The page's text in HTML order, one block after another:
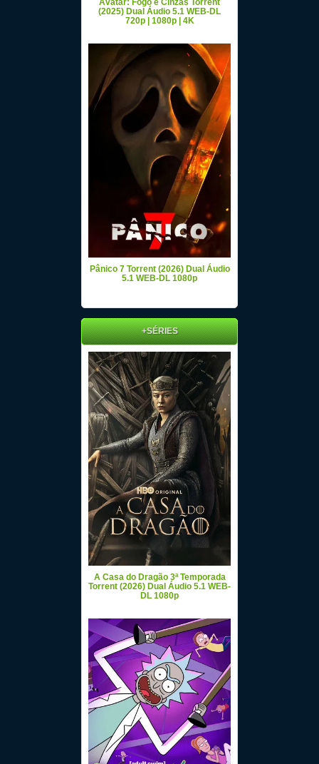
Avatar: Fogo e Cinzas Torrent
(2025) Dual Áudio 5.1 WEB-DL
720p | 1080p | 4K
Pânico 7 Torrent (2026) Dual Áudio
5.1 WEB-DL 1080p
+SÉRIES
A Casa do Dragão 3ª Temporada
Torrent (2026) Dual Áudio 5.1 WEB-
DL 1080p